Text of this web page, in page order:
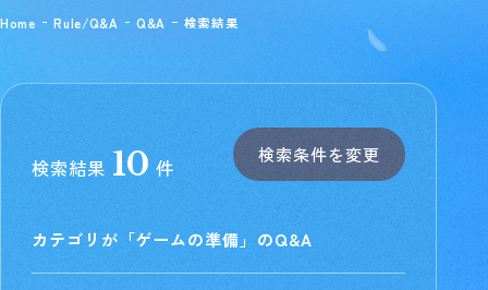
スケジュール 商品情報
デッキを作る/紹介/探す
Home Rule/Q&A Q&A 検索結果
検索結果 10 件
検索条件を変更
カテゴリが「ゲームの準備」のQ&A